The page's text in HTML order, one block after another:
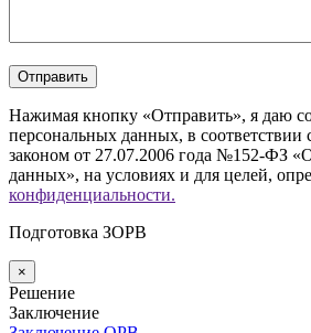
Нажимая кнопку «Отправить», я даю
персональных данных, в
законом от 27.07.2006 года №152-ФЗ
данных», на условиях и для целей,
конфиденциальности.
Подготовка ЗОРВ
×
Решение
Заключение